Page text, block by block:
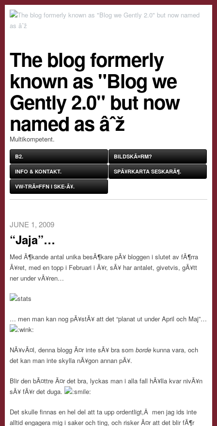
The blog formerly
known as "Blog we
Gently 2.0" but now
named as âˆž
Multikompetent.
B2. BILDSKÃ¤RM?
INFO & KONTAKT. SPÃ¥RKARTA SESKARÃ¶.
VW-TRÃ¤FFN I SKE-Ã¥.
JUNE 1, 2009
“Jaja”…
Med Ã¶kande antal unika besÃ¶kare pÃ¥ bloggen i slutet av fÃ¶rra
Ã¥ret, med en topp i Februari i Ã¥r, sÃ¥ har antalet, givetvis, gÃ¥tt
ner under vÃ¥ren…
… men man kan nog pÃ¥stÃ¥ att det “planat ut under April och Maj”…
NÃ¥vÃ¤l, denna blogg Ã¤r inte sÃ¥ bra som borde kunna vara, och
det kan man inte skylla nÃ¥gon annan pÃ¥.
Blir den bÃ¤ttre Ã¤r det bra, lyckas man i alla fall hÃ¥lla kvar nivÃ¥n
sÃ¥ fÃ¥r det duga.
Det skulle finnas en hel del att ta upp ordentligt,Â men jag ids inte
alltid engagera mig i saker och ting, och risker Ã¤r att det blir fÃ¶r